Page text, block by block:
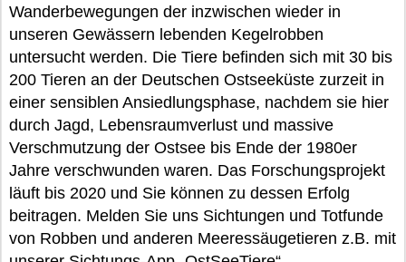
Wanderbewegungen der inzwischen wieder in
unseren Gewässern lebenden Kegelrobben
untersucht werden. Die Tiere befinden sich mit 30 bis
200 Tieren an der Deutschen Ostseeküste zurzeit in
einer sensiblen Ansiedlungsphase, nachdem sie hier
durch Jagd, Lebensraumverlust und massive
Verschmutzung der Ostsee bis Ende der 1980er
Jahre verschwunden waren. Das Forschungsprojekt
läuft bis 2020 und Sie können zu dessen Erfolg
beitragen. Melden Sie uns Sichtungen und Totfunde
von Robben und anderen Meeressäugetieren z.B. mit